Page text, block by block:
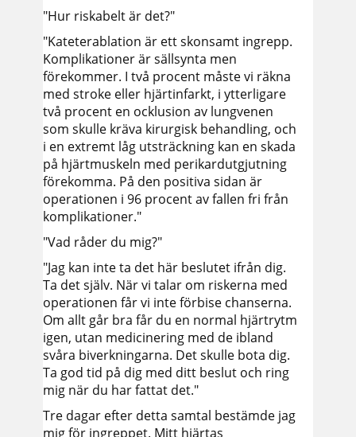
"Hur riskabelt är det?"
"Kateterablation är ett skonsamt ingrepp.
Komplikationer är sällsynta men
förekommer. I två procent måste vi räkna
med stroke eller hjärtinfarkt, i ytterligare
två procent en ocklusion av lungvenen
som skulle kräva kirurgisk behandling, och
i en extremt låg utsträckning kan en skada
på hjärtmuskeln med perikardutgjutning
förekomma. På den positiva sidan är
operationen i 96 procent av fallen fri från
komplikationer."
"Vad råder du mig?"
"Jag kan inte ta det här beslutet ifrån dig.
Ta det själv. När vi talar om riskerna med
operationen får vi inte förbise chanserna.
Om allt går bra får du en normal hjärtrytm
igen, utan medicinering med de ibland
svåra biverkningarna. Det skulle bota dig.
Ta god tid på dig med ditt beslut och ring
mig när du har fattat det."
Tre dagar efter detta samtal bestämde jag
mig för ingreppet. Mitt hjärtas